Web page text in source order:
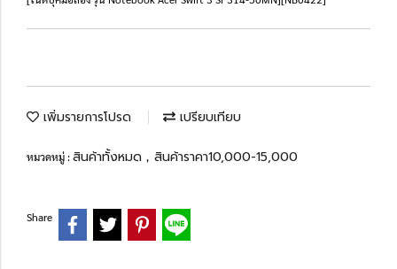
เพิ่มรายการโปรด เปรียบเทียบ
หมวดหมู่ :สินค้าทั้งหมด , สินค้าราคา10,000-15,000
Share